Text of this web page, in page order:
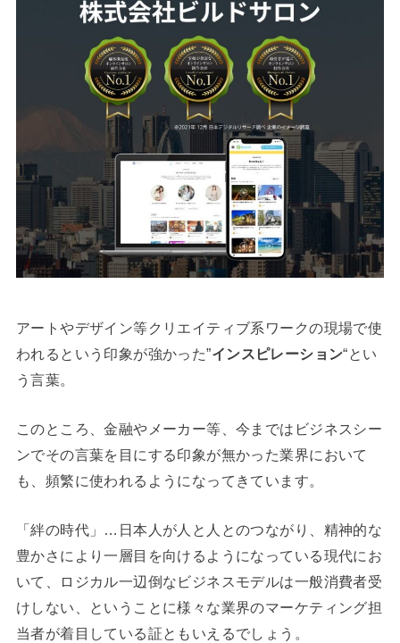
アートやデザイン等クリエイティブ系ワークの現場で使
われるという印象が強かった”インスピレーション“とい
う言葉。
このところ、金融やメーカー等、今まではビジネスシー
ンでその言葉を目にする印象が無かった業界において
も、頻繁に使われるようになってきています。
「絆の時代」…日本人が人と人とのつながり、精神的な
豊かさにより一層目を向けるようになっている現代にお
いて、ロジカル一辺倒なビジネスモデルは一般消費者受
けしない、ということに様々な業界のマーケティング担
当者が着目している証ともいえるでしょう。